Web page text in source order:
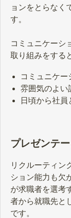
ョンをとらなく
す。
コミュニケーシ
取り組みをする
コミュニケー
雰囲気のよい
日頃から社
プレゼンテ
リクルーティン
ション能力も欠
が求職者を選考
者から就職先と
です。